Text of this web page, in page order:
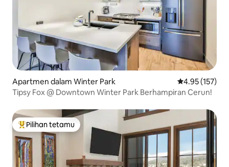
Apartmen dalam Winter Park Penarafan
4.95 (157)
Tipsy Fox @ Downtown Winter Park Berhampiran Cerun!
Pilihan utama tetamu
Pilihan tetamu